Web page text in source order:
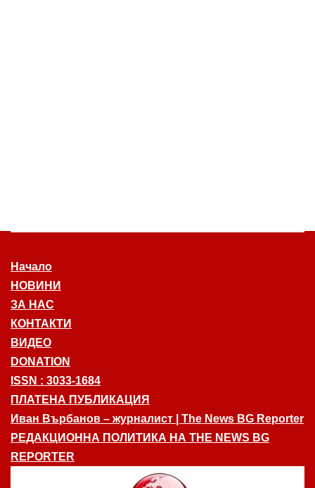
Начало
НОВИНИ
ЗА НАС
КОНТАКТИ
ВИДЕО
DONATION
ISSN : 3033-1684
ПЛАТЕНА ПУБЛИКАЦИЯ
Иван Върбанов – журналист | The News BG Reporter
РЕДАКЦИОННА ПОЛИТИКА НА THE NEWS BG
REPORTER